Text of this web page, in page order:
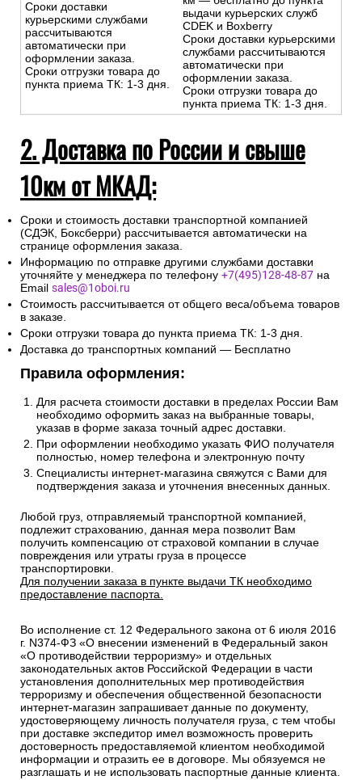
Сроки доставки
курьерскими службами
рассчитываются
автоматически при
оформлении заказа.
Сроки отгрузки товара до
пункта приема ТК: 1-3 дня.
выдачи курьерских служб
CDEK и Boxberry
Сроки доставки курьерскими
службами рассчитываются
автоматически при
оформлении заказа.
Сроки отгрузки товара до
пункта приема ТК: 1-3 дня.
2. Доставка по России и свыше
10км от МКАД:
Сроки и стоимость доставки транспортной компанией
(СДЭК, Боксберри) рассчитывается автоматически на
странице оформления заказа.
Информацию по отправке другими службами доставки
уточняйте у менеджера по телефону +7(495)128-48-87 на
Email sales@1oboi.ru
Стоимость рассчитывается от общего веса/объема товаров
в заказе.
Сроки отгрузки товара до пункта приема ТК: 1-3 дня.
Доставка до транспортных компаний — Бесплатно
Правила оформления:
Для расчета стоимости доставки в пределах России Вам
необходимо оформить заказ на выбранные товары,
указав в форме заказа точный адрес доставки.
При оформлении необходимо указать ФИО получателя
полностью, номер телефона и электронную почту
Специалисты интернет-магазина свяжутся с Вами для
подтверждения заказа и уточнения внесенных данных.
Любой груз, отправляемый транспортной компанией,
подлежит страхованию, данная мера позволит Вам
получить компенсацию от страховой компании в случае
повреждения или утраты груза в процессе
транспортировки.
Для получении заказа в пункте выдачи ТК необходимо
предоставление паспорта.
Во исполнение ст. 12 Федерального закона от 6 июля 2016
г. N374-ФЗ «О внесении изменений в Федеральный закон
«О противодействии терроризму» и отдельных
законодательных актов Российской Федерации в части
установления дополнительных мер противодействия
терроризму и обеспечения общественной безопасности
интернет-магазин запрашивает данные по документу,
удостоверяющему личность получателя груза, с тем чтобы
при доставке экспедитор имел возможность проверить
достоверность предоставляемой клиентом необходимой
информации и отразить ее в договоре. Мы обязуемся не
разглашать и не использовать паспортные данные клиента.